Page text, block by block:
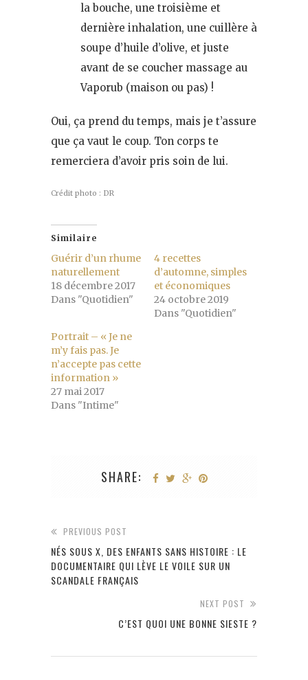
la bouche, une troisième et
dernière inhalation, une cuillère à
soupe d’huile d’olive, et juste
avant de se coucher massage au
Vaporub (maison ou pas) !
Oui, ça prend du temps, mais je t’assure
que ça vaut le coup. Ton corps te
remerciera d’avoir pris soin de lui.
Crédit photo : DR
Similaire
Guérir d’un rhume
naturellement
18 décembre 2017
Dans "Quotidien"
4 recettes
d’automne, simples
et économiques
24 octobre 2019
Dans "Quotidien"
Portrait – « Je ne
m’y fais pas. Je
n’accepte pas cette
information »
27 mai 2017
Dans "Intime"
SHARE:
PREVIOUS POST
NÉS SOUS X, DES ENFANTS SANS HISTOIRE : LE
DOCUMENTAIRE QUI LÈVE LE VOILE SUR UN
SCANDALE FRANÇAIS
NEXT POST
C’EST QUOI UNE BONNE SIESTE ?